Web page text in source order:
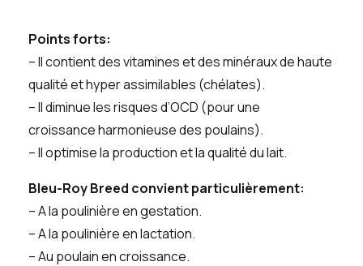
Points forts:
– Il contient des vitamines et des minéraux de haute
qualité et hyper assimilables (chélates).
– Il diminue les risques d’OCD (pour une
croissanceharmonieusedes poulains).
– Il optimise la production et la qualité du lait.
Bleu-Roy Breed convient particulièrement:
– A la poulinière en gestation.
– A la poulinière en lactation.
– Au poulain en croissance.